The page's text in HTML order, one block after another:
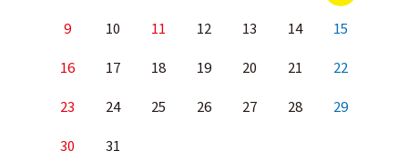
9 10 11 12 13 14 15
16 17 18 19 20 21 22
23 24 25 26 27 28 29
30 31